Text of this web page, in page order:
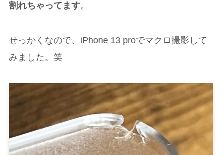
割れちゃってます。
せっかくなので、iPhone 13 proでマクロ撮影して
みました。笑